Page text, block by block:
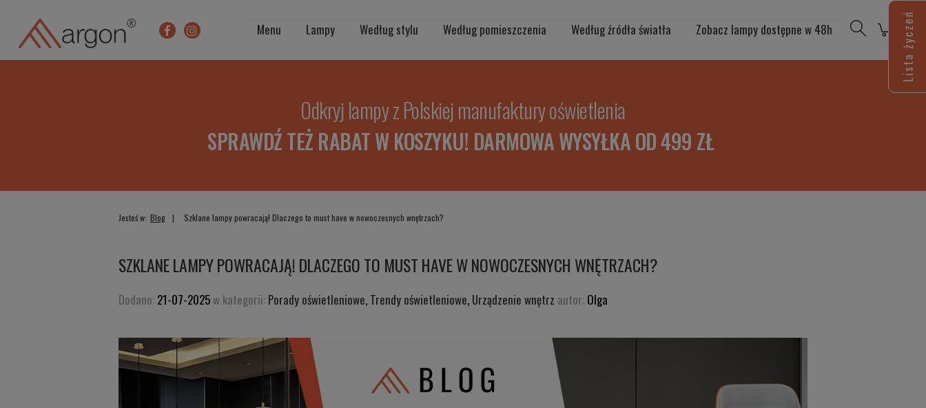
Menu Lampy Według stylu Według pomieszczenia Według źródła światła Zobacz lampy dostępne w 48h
Odkryj lampy z Polskiej manufaktury oświetlenia
SPRAWDŹ TEŻ RABAT W KOSZYKU! DARMOWA WYSYŁKA OD 499 ZŁ
Jesteś w: Blog Szklane lampy powracają! Dlaczego to must have w nowoczesnych wnętrzach?
SZKLANE LAMPY POWRACAJĄ! DLACZEGO TO MUST HAVE W NOWOCZESNYCH WNĘTRZACH?
Dodano: 21-07-2025 w kategorii: Porady oświetleniowe, Trendy oświetleniowe, Urządzenie wnętrz autor: Olga
Lista życzeń